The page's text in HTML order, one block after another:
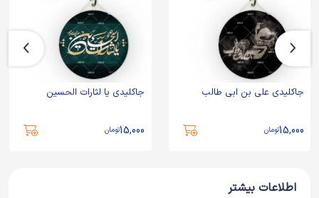
جاکلیدی علی بن ابی طالب
15,000تومان
جاکلیدی یا لثارات الحسین
15,000تومان
اطلاعات بیشتر